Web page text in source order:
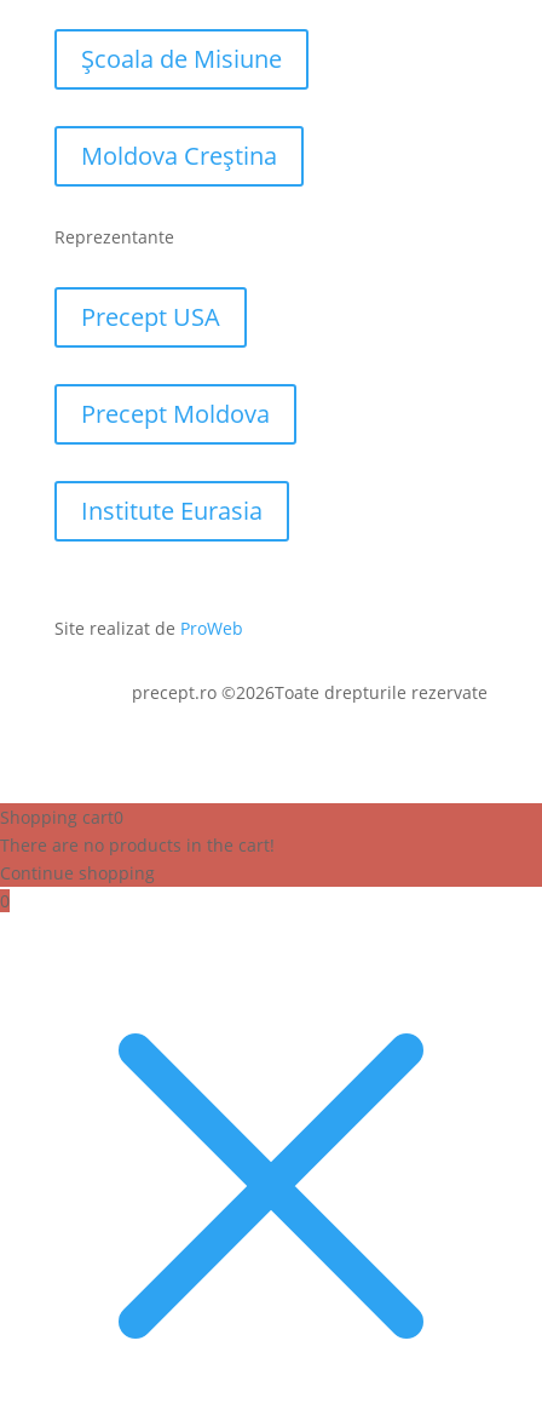
Școala de Misiune
Moldova Creștina
Reprezentante
Precept USA
Precept Moldova
Institute Eurasia
Site realizat de ProWeb
precept.ro ©2026Toate drepturile rezervate
Shopping cart0
There are no products in the cart!
Continue shopping
0